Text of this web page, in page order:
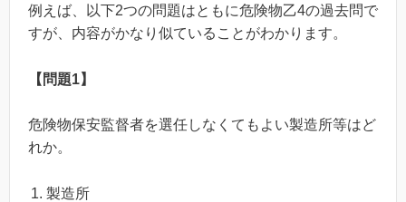
例えば、以下2つの問題はともに危険物乙4の過去問で
すが、内容がかなり似ていることがわかります。
【問題1】
危険物保安監督者を選任しなくてもよい製造所等はど
れか。
製造所